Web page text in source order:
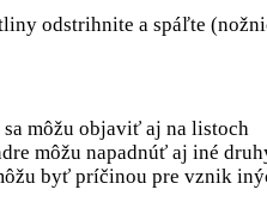
odstrihnite a spáľte
môžu objaviť aj na listoch
môžu napadnúť aj iné
byť príčinou pre vznik